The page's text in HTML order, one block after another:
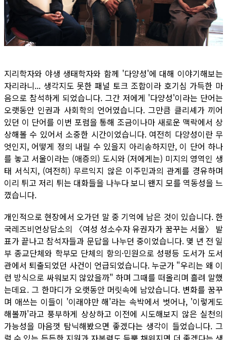
지리학자와 야생 생태학자와 함께 '다양성'에 대해 이야기해보는
자리라니... 생각지도 못한 패널 토크 조합이라 호기심 가득한 마
음으로 참석하게 되었습니다. 그간 저에게 '다양성'이라는 단어는
오랫동안 인권과 사회학의 언어였습니다. 그만큼 클리셰가 끼어
있던 이 단어를 이번 포럼을 통해 조금이나마 새로운 맥락에서 상
상해볼 수 있어서 소중한 시간이었습니다. 여전히 다양성이란 무
엇인지, 어떻게 정의 내릴 수 있을지 아리송하지만, 이 단어 하나
를 놓고 서울이라는 (애증의) 도시와 (저에게는) 미지의 영역인 생
태 서식지, (여전히) 무르익지 않은 이주민과의 관계를 경유하며
이리 튀고 저리 튀는 대화들을 나누다 보니 왠지 모를 역동성을 느
꼈습니다.
개인적으로 현장에서 오가던 말 중 기억에 남은 것이 있습니다. 한
국레즈비언상담소의 〈여성 성소수자 유권자가 꿈꾸는 서울〉 발
표가 끝나고 참석자들과 문답을 나누던 중이었습니다. 몇 년 전 일
부 종교단체와 학부모 단체의 항의·민원으로 성평등 도서가 도서
관에서 퇴출되었던 사건이 언급되었습니다. 누군가 "우리는 왜 이
런 방식으로 싸워보지 않았을까" 하며 그때를 떠올리며 흘려 말했
는데요. 그 한마디가 오랫동안 머릿속에 남았습니다. 변화를 꿈꾸
며 애쓰는 이들이 '이래야만 해'라는 속박에서 벗어나, '이렇게도
해볼까'라고 풍부하게 상상하고 이전에 시도해보지 않은 실천의
가능성을 마음껏 탐닉해봤으면 좋겠다는 생각이 들었습니다. 그